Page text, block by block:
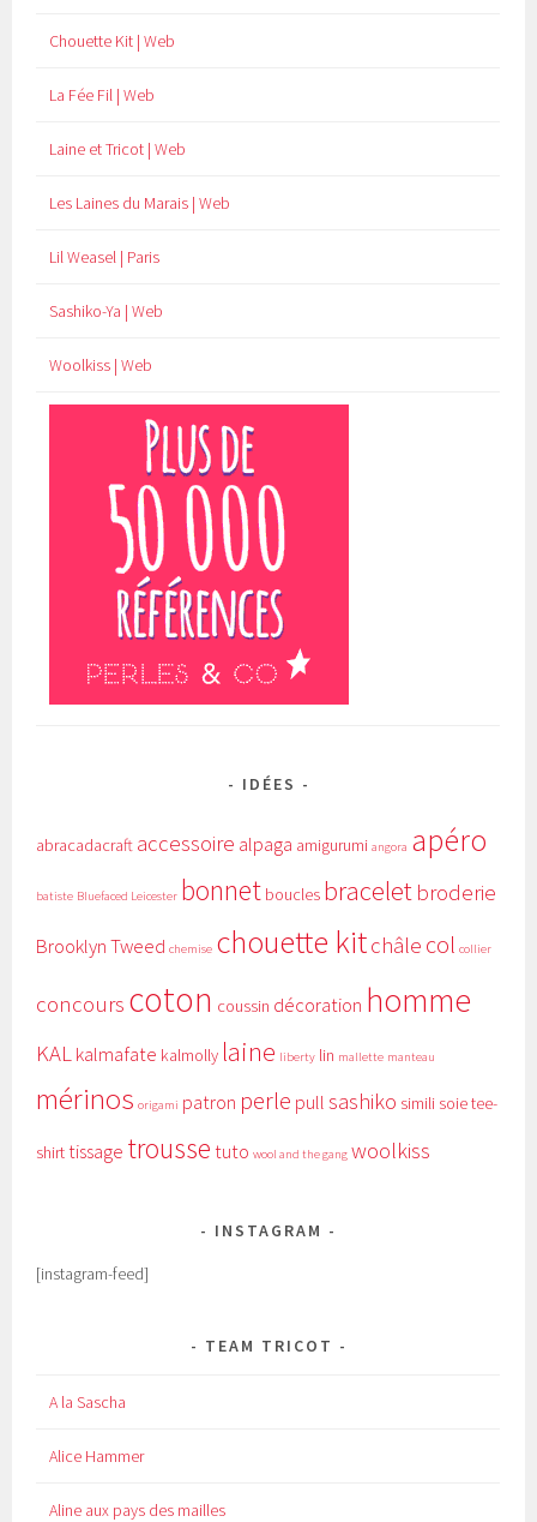
Chouette Kit | Web
La Fée Fil | Web
Laine et Tricot | Web
Les Laines du Marais | Web
Lil Weasel | Paris
Sashiko-Ya | Web
Woolkiss | Web
IDÉES
abracadacraft accessoire alpaga amigurumi angora apéro
batiste Bluefaced Leicester bonnet boucles bracelet broderie
Brooklyn Tweed chemise chouette kitchâle col collier
concours coton coussin décoration homme
KALkalmafate kalmolly laine liberty lin mallette manteau
mérinos origami patron perle pull sashiko simili soietee-
shirt tissage trousse tuto wool and the gang woolkiss
INSTAGRAM
[instagram-feed]
TEAM TRICOT
A la Sascha
Alice Hammer
Aline aux pays des mailles